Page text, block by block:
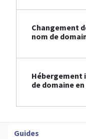
Changement
nom de
Hébergement
de domaine
Guides